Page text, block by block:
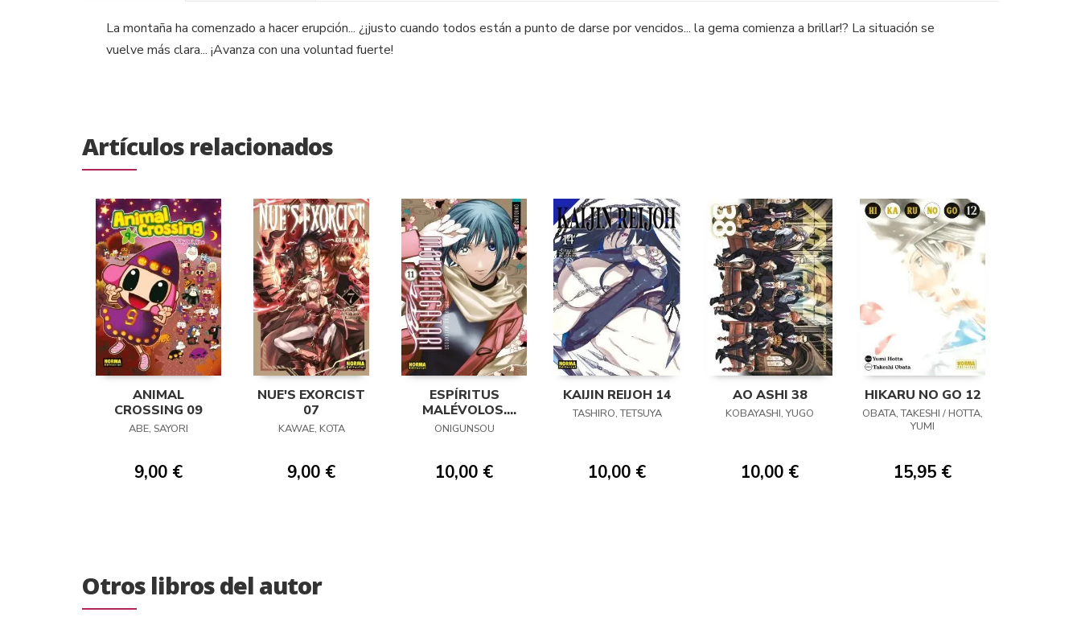
La montaña ha comenzado a hacer erupción... ¿¡justo cuando todos están a punto de darse por vencidos... la gema comienza a brillar!? La situación se
vuelve más clara... ¡Avanza con una voluntad fuerte!
Artículos relacionados
ANIMAL
CROSSING 09
ABE, SAYORI
9,00 €
NUE'S EXORCIST
07
KAWAE, KOTA
9,00 €
ESPÍRITUS
MALÉVOLOS.
MONONOGATARI
ONIGUNSOU
10,00 €
KAIJIN REIJOH 14
TASHIRO, TETSUYA
10,00 €
AO ASHI 38
KOBAYASHI, YUGO
10,00 €
HIKARU NO GO 12
OBATA, TAKESHI / HOTTA,
YUMI
15,95 €
Otros libros del autor